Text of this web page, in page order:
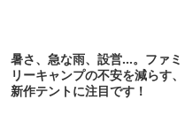
暑さ、急な雨、設営…。ファミ
リーキャンプの不安を減らす、
新作テントに注目です！